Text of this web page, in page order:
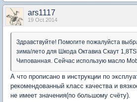
ars1117
19 Oct 2014
Здравствуйте! Помогите пожалуйста
зима/лето для Шкода Октавиа Скаут
Чипованная. Сейчас использую масло
А что прописано в инструкции по
рекомендованный класс качества и
не имеет значения(по большому счёту).